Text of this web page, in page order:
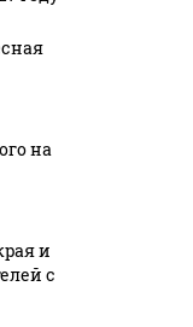
Где будет встреча
на
и
с